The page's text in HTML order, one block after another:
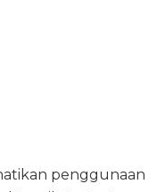
penggunaan